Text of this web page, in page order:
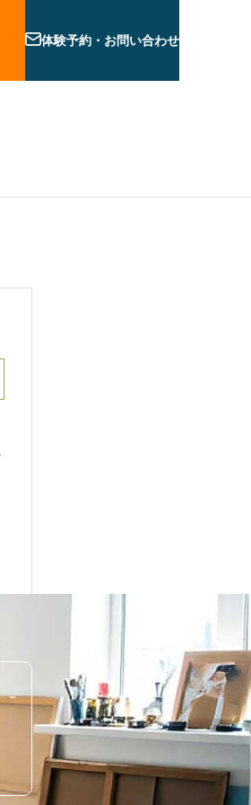
体験予約・お問い合わせ